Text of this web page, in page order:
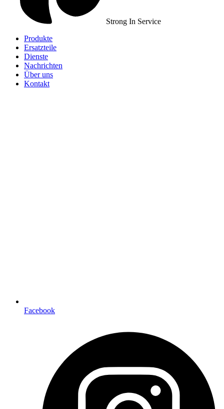
Strong In Service
Produkte
Ersatzteile
Dienste
Nachrichten
Über uns
Kontakt
Facebook